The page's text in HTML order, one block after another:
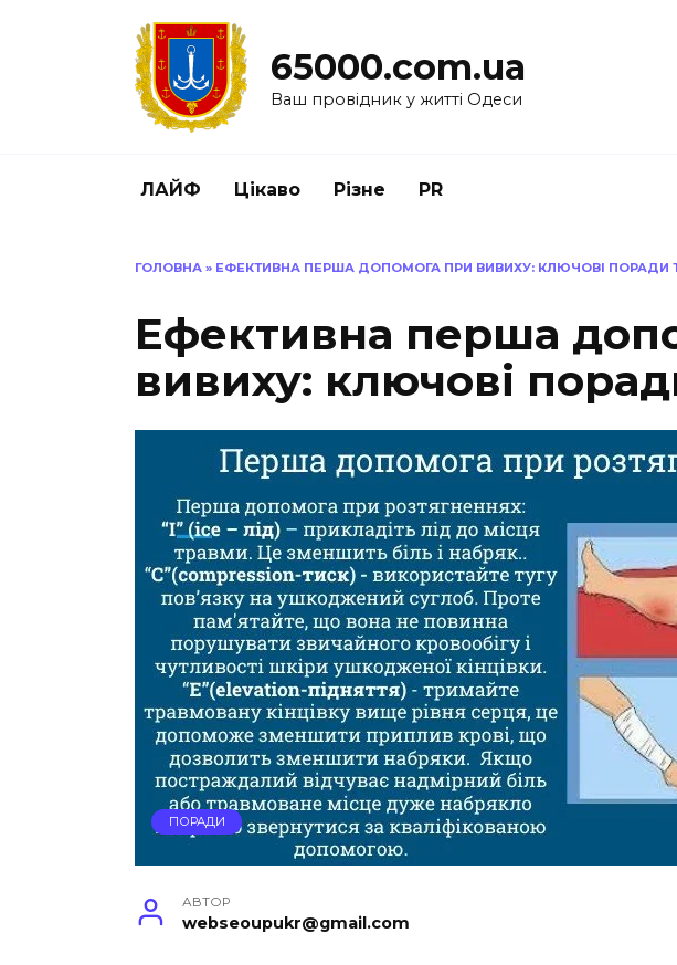
65000.com.ua
Ваш провідник у житті Одеси
ЛАЙФ Цікаво Різне PR
ГОЛОВНА » ЕФЕКТИВНА ПЕРША ДОПОМОГА ПРИ ВИВИХУ: КЛЮЧОВІ ПОРАДИ
Ефективна перша
вивиху: ключові
ПОРАДИ
АВТОР
webseoupukr@gmail.com